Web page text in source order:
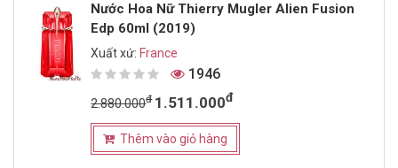
Nước Hoa Nữ Thierry Mugler Alien Fusion
Edp 60ml (2019)
Xuất xứ: France
1946
2.880.000đ 1.511.000đ
Thêm vào giỏ hàng